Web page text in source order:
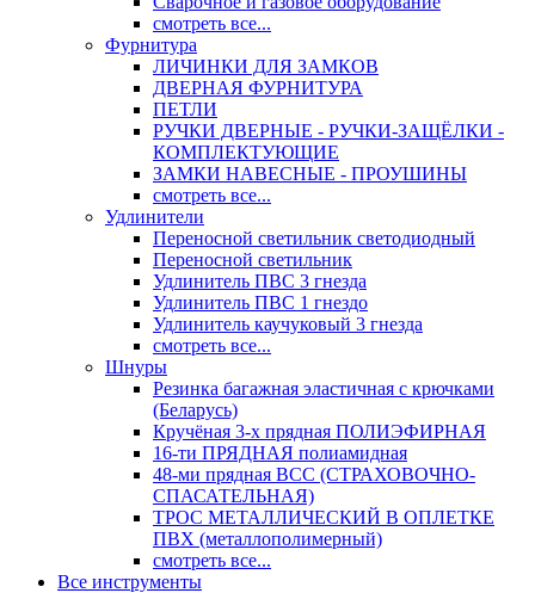
смотреть все...
Фурнитура
ЛИЧИНКИ ДЛЯ ЗАМКОВ
ДВЕРНАЯ ФУРНИТУРА
ПЕТЛИ
РУЧКИ ДВЕРНЫЕ - РУЧКИ-ЗАЩЁЛКИ -
КОМПЛЕКТУЮЩИЕ
ЗАМКИ НАВЕСНЫЕ - ПРОУШИНЫ
смотреть все...
Удлинители
Переносной светильник светодиодный
Переносной светильник
Удлинитель ПВС 3 гнезда
Удлинитель ПВС 1 гнездо
Удлинитель каучуковый 3 гнезда
смотреть все...
Шнуры
Резинка багажная эластичная с крючками
(Беларусь)
Кручёная 3-х прядная ПОЛИЭФИРНАЯ
16-ти ПРЯДНАЯ полиамидная
48-ми прядная ВСС (СТРАХОВОЧНО-
СПАСАТЕЛЬНАЯ)
ТРОС МЕТАЛЛИЧЕСКИЙ В ОПЛЕТКЕ
ПВХ (металлополимерный)
смотреть все...
Все инструменты